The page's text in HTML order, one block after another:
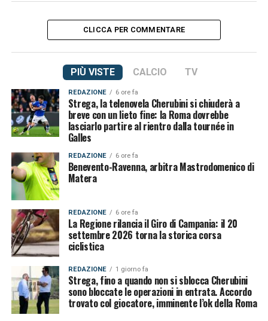
CLICCA PER COMMENTARE
PIÙ VISTE CALCIO TV
REDAZIONE 6 ore fa
Strega, la telenovela Cherubini si chiuderà a
breve con un lieto fine: la Roma dovrebbe
lasciarlo partire al rientro dalla tournée in
Galles
REDAZIONE 6 ore fa
Benevento-Ravenna, arbitra Mastrodomenico di
Matera
REDAZIONE 6 ore fa
La Regione rilancia il Giro di Campania: il 20
settembre 2026 torna la storica corsa
ciclistica
REDAZIONE 1 giorno fa
Strega, fino a quando non si sblocca Cherubini
sono bloccate le operazioni in entrata. Accordo
trovato col giocatore, imminente l’ok della Roma